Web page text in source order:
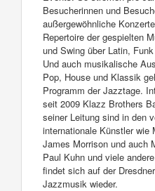
Besucherinnen und
außergewöhnliche
Repertoire der gespielten
und Swing über Latin,
Und auch musikalische
Pop, House und Klassik
Programm der Jazztage.
seit 2009 Klazz Brothers
seiner Leitung sind in den
internationale Künstler wie
James Morrison und auch
Paul Kuhn und viele
findet sich auf der
Jazzmusik wieder.